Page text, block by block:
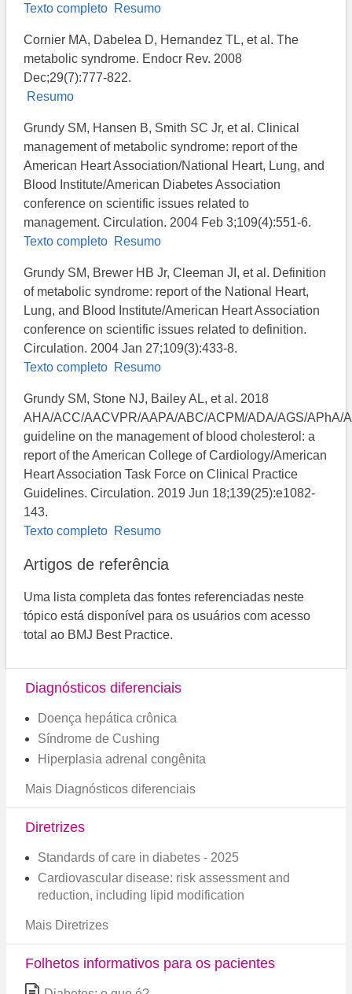
Texto completo Resumo
Cornier MA, Dabelea D, Hernandez TL, et al. The
metabolic syndrome. Endocr Rev. 2008
Dec;29(7):777-822.
Resumo
Grundy SM, Hansen B, Smith SC Jr, et al. Clinical
management of metabolic syndrome: report of the
American Heart Association/National Heart, Lung, and
Blood Institute/American Diabetes Association
conference on scientific issues related to
management. Circulation. 2004 Feb 3;109(4):551-6.
Texto completo Resumo
Grundy SM, Brewer HB Jr, Cleeman JI, et al. Definition
of metabolic syndrome: report of the National Heart,
Lung, and Blood Institute/American Heart Association
conference on scientific issues related to definition.
Circulation. 2004 Jan 27;109(3):433-8.
Texto completo Resumo
Grundy SM, Stone NJ, Bailey AL, et al. 2018
AHA/ACC/AACVPR/AAPA/ABC/ACPM/ADA/AGS/APhA/
guideline on the management of blood cholesterol: a
report of the American College of Cardiology/American
Heart Association Task Force on Clinical Practice
Guidelines. Circulation. 2019 Jun 18;139(25):e1082-
143.
Texto completo Resumo
Artigos de referência
Uma lista completa das fontes referenciadas neste
tópico está disponível para os usuários com acesso
total ao BMJ Best Practice.
Diagnósticos diferenciais
Doença hepática crônica
Síndrome de Cushing
Hiperplasia adrenal congênita
Mais Diagnósticos diferenciais
Diretrizes
Standards of care in diabetes - 2025
Cardiovascular disease: risk assessment and
reduction, including lipid modification
Mais Diretrizes
Folhetos informativos para os pacientes